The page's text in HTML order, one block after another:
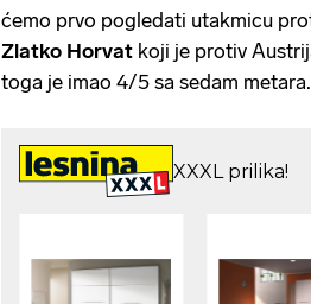
ćemo prvo pogledati utakmicu
Zlatko Horvat koji je protiv
toga je imao 4/5 sa sedam metara.